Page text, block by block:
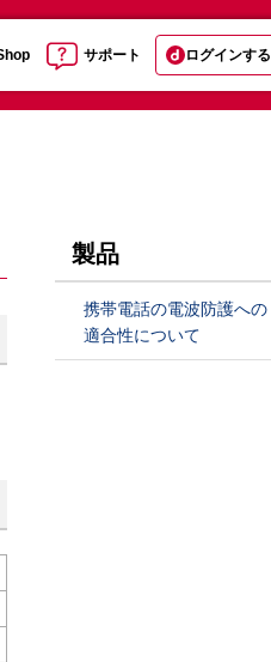
サポート ログインする
製品
携帯電話の電波防護への
適合性について